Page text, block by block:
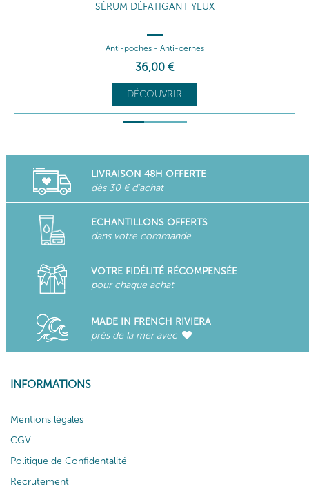
BAUME APRÈS-RASAGE
Apaise - Réconforte
39,00 €
DÉCOUVRIR
LIVRAISON 48H OFFERTE
dès 30 € d'achat
ECHANTILLONS OFFERTS
dans votre commande
VOTRE FIDÉLITÉ RÉCOMPENSÉE
pour chaque achat
MADE IN FRENCH RIVIERA
près de la mer avec
INFORMATIONS
Mentions légales
CGV
Politique de Confidentalité
Recrutement